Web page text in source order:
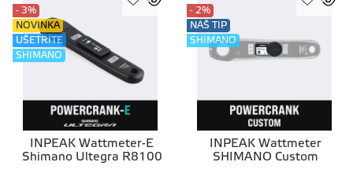
INPEAK Wattmeter-E
Shimano Ultegra R8100
- 3%
NOVINKA
UŠETRÍTE
SHIMANO
INPEAK Wattmeter
SHIMANO Custom
- 2%
NÁŠ TIP
SHIMANO